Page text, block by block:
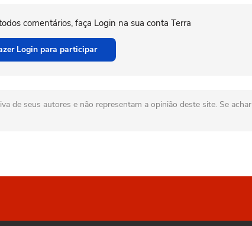
comentários, faça Login na sua conta Terra
Login para participar
de seus autores e não representam a opinião deste site. Se achar